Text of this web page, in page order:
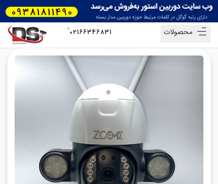
محصولات 02166346831